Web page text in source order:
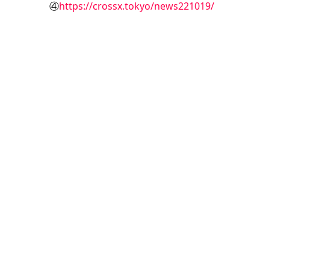
④https://crossx.tokyo/news221019/